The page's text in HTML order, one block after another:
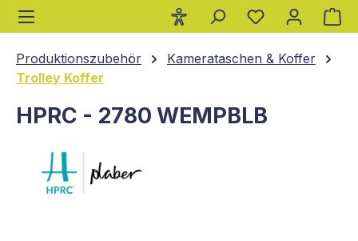
springen
Produktionszubehör
Kamerataschen & Koffer
Trolley Koffer
HPRC - 2780 WEMPBLB